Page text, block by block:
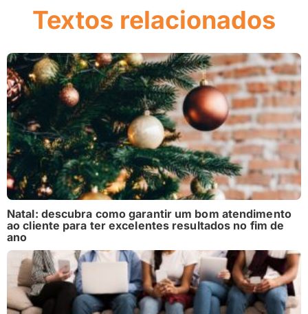
Textos relacionados
Natal: descubra como garantir um bom atendimento
ao cliente para ter excelentes resultados no fim de
ano